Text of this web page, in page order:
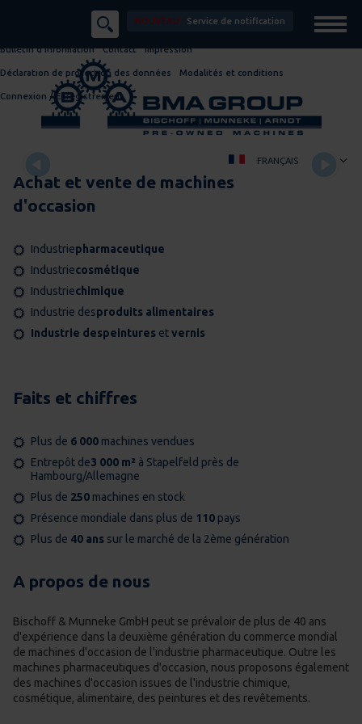
NOUVEAU : Service de notification
Bulletin d'information Contact Impression
Déclaration de protection des données Modalités et conditions
Connexion / Enregistrement
FRANÇAIS
Achat et vente de machines
d'occasion
Industriepharmaceutique
Industriecosmétique
Industriechimique
Industrie desproduits alimentaires
Industrie despeintures etvernis
Faits et chiffres
Plus de 6 000 machines vendues
Entrepôt de3 000 m² à Stapelfeld près de
Hambourg/Allemagne
Plus de 250 machines en stock
Présence mondiale dans plus de 110 pays
Plus de 40 ans sur le marché de la 2ème génération
A propos de nous
Bischoff & Munneke GmbH peut se prévaloir de plus de 40 ans
d'expérience dans la deuxième génération du commerce mondial
de machines d'occasion de l'industrie pharmaceutique. Outre les
machines pharmaceutiques d'occasion, nous proposons également
des machines d'occasion issues de l'industrie chimique,
cosmétique, alimentaire, des peintures et des revêtements.